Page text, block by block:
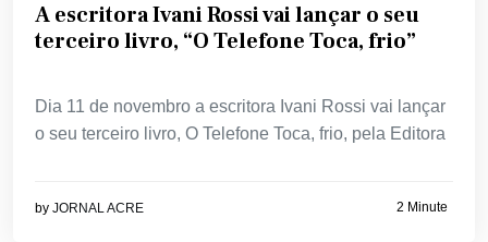
A escritora Ivani Rossi vai lançar o seu
terceiro livro, “O Telefone Toca, frio”
Dia 11 de novembro a escritora Ivani Rossi vai lançar
o seu terceiro livro, O Telefone Toca, frio, pela Editora
by JORNAL ACRE 2 Minute